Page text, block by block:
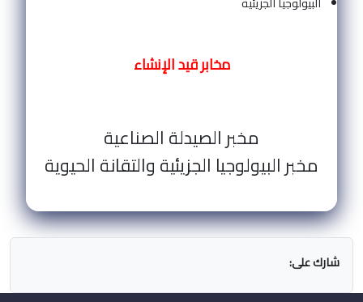
مخابر قيد الإنشاء
مخبر الصيدلة الصناعية
مخبر البيولوجيا الجزيئية والتقانة الحيوية
شارك على: